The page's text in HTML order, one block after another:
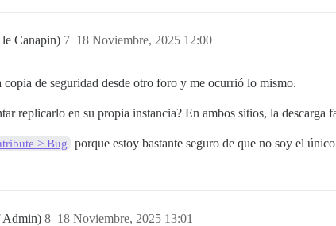
Canapin) 18 Noviembre, 2025 12:00
7
copia de seguridad desde otro foro y me ocurrió lo mismo.
replicarlo en su propia instancia? En ambos sitios, la descarga
> Bug porque estoy bastante seguro de que no soy el
18 Noviembre, 2025 13:01
8